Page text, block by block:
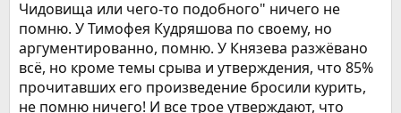
Чидовища или чего-то подобного" ничего не
помню. У Тимофея Кудряшова по своему, но
аргументированно, помню. У Князева разжёвано
всё, но кроме темы срыва и утверждения, что 85%
прочитавших его произведение бросили курить,
не помню ничего! И все трое утверждают, что